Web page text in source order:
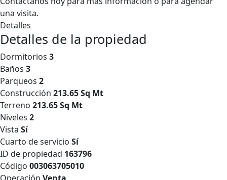
una visita.
Detalles
Detalles de la propiedad
Dormitorios 3
Baños 3
Parqueos 2
Construcción 213.65 Sq Mt
Terreno 213.65 Sq Mt
Niveles 2
Vista Sí
Cuarto de servicio Sí
ID de propiedad 163796
Código 003063705010